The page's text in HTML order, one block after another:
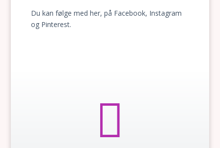
Du kan følge med her, på Facebook, Instagram
og Pinterest.
